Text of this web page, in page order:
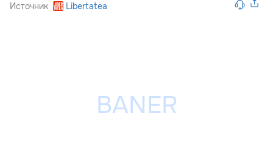
Источник Libertatea